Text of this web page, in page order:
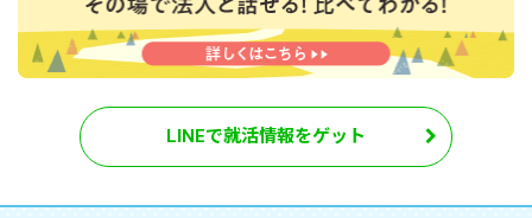
LINEで就活情報をゲット